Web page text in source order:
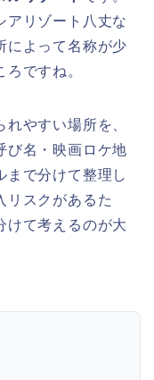
アリゾート八丈な
によって名称が少
ですね。
やすい場所を、
び名・映画ロケ地
まで分けて整理し
リスクがあるた
けて考えるのが大